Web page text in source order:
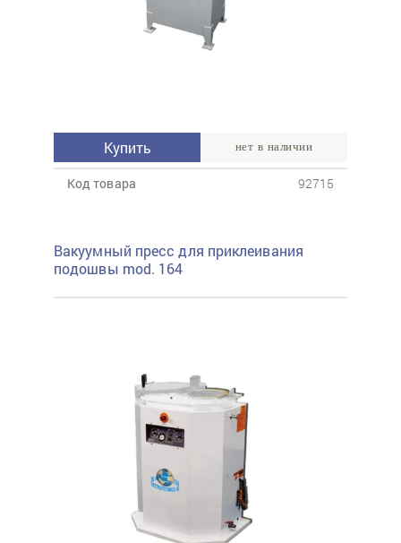
Купить нет в наличии
Код товара 92715
Вакуумный пресс для приклеивания
подошвы mod. 164